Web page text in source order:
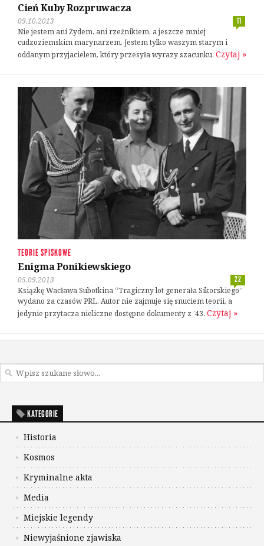
Cień Kuby Rozpruwacza
09.10.2013
11
Nie jestem ani Żydem, ani rzeźnikiem, a jeszcze mniej
cudzoziemskim marynarzem. Jestem tylko waszym starym i
oddanym przyjacielem, który przesyła wyrazy szacunku. Czytaj »
TEORIE SPISKOWE
Enigma Ponikiewskiego
05.09.2013
22
Książkę Wacława Subotkina “Tragiczny lot generała Sikorskiego”
wydano za czasów PRL. Autor nie zajmuje się snuciem teorii, a
jedynie przytacza nieliczne dostępne dokumenty z ’43. Czytaj »
KATEGORIE
Historia
Kosmos
Kryminalne akta
Media
Miejskie legendy
Niewyjaśnione zjawiska